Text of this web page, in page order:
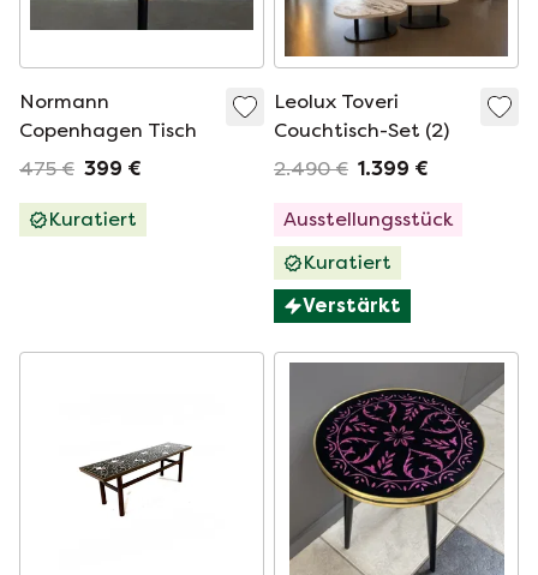
Normann
Copenhagen Tisch
475 € 399 €
Kuratiert
Leolux Toveri
Couchtisch-Set (2)
2.490 € 1.399 €
Ausstellungsstück
Kuratiert
Verstärkt